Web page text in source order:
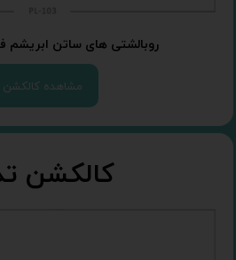
روبالشتی های ساتن ابریشم
مشاهده کالکشن
کالکشن